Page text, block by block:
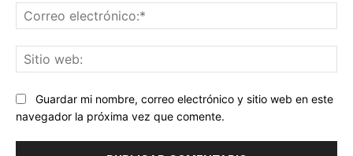
Guardar mi nombre, correo electrónico y sitio web en este
navegador la próxima vez que comente.